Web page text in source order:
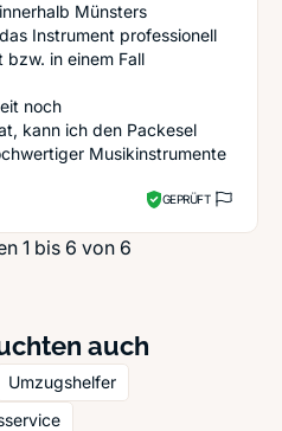
Münsters
Instrument professionell
in einem Fall
noch
kann ich den Packesel
Musikinstrumente
GEPRÜFT
1 bis 6 von 6
auch
Umzugshelfer